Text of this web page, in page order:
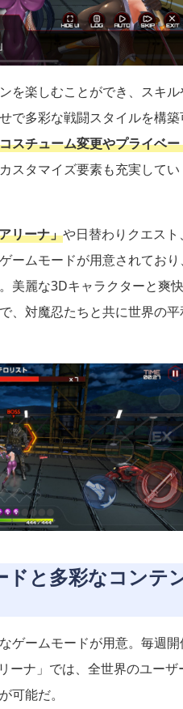
を楽しむことができ、スキル
で多彩な戦闘スタイルを構築
スチューム変更やプライベー
スタマイズ要素も充実してい
リーナ」や日替わりクエスト
ームモードが用意されており
美麗な3Dキャラクターと爽快
、対魔忍たちと共に世界の平
ドと多彩なコンテ
ゲームモードが用意。毎週開
ーナ」では、全世界のユーザ
可能だ。